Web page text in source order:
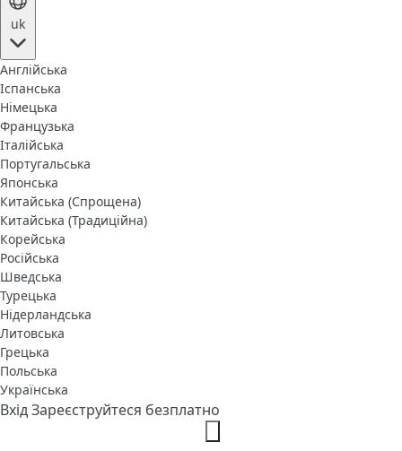
uk
Англійська
Іспанська
Німецька
Французька
Італійська
Португальська
Японська
Китайська (Спрощена)
Китайська (Традиційна)
Корейська
Російська
Шведська
Турецька
Нідерландська
Литовська
Грецька
Польська
Українська
ВхідЗареєструйтеся безплатно